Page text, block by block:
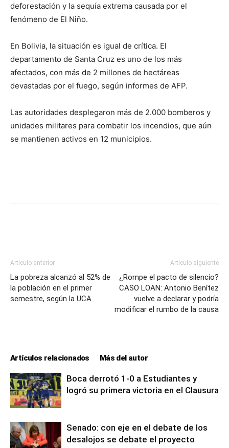
deforestación y la sequía extrema causada por el
fenómeno de El Niño.
En Bolivia, la situación es igual de crítica. El
departamento de Santa Cruz es uno de los más
afectados, con más de 2 millones de hectáreas
devastadas por el fuego, según informes de AFP.
Las autoridades desplegaron más de 2.000 bomberos y
unidades militares para combatir los incendios, que aún
se mantienen activos en 12 municipios.
Artículo anterior
La pobreza alcanzó al 52% de
la población en el primer
semestre, según la UCA
Artículo siguiente
¿Rompe el pacto de silencio?
CASO LOAN: Antonio Benítez
vuelve a declarar y podría
modificar el rumbo de la causa
Artículos relacionados Más del autor
Boca derrotó 1-0 a Estudiantes y
logró su primera victoria en el Clausura
Senado: con eje en el debate de los
desalojos se debate el proyecto